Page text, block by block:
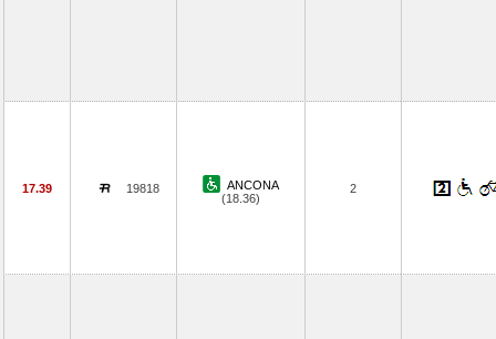
17.39 19818
ANCONA
(18.36)
2